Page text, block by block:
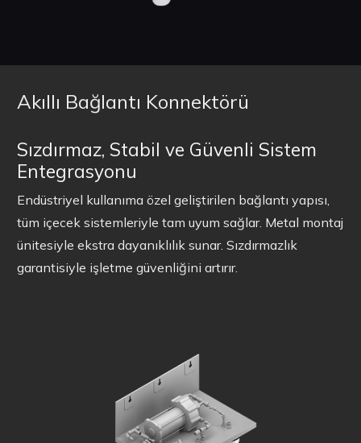
Akıllı Bağlantı Konnektörü
Sızdırmaz, Stabil ve Güvenli Sistem
Entegrasyonu
Endüstriyel kullanıma özel geliştirilen bağlantı yapısı,
tüm içecek sistemleriyle tam uyum sağlar. Metal montaj
ünitesiyle ekstra dayanıklılık sunar. Sızdırmazlık
garantisiyle işletme güvenliğini artırır.